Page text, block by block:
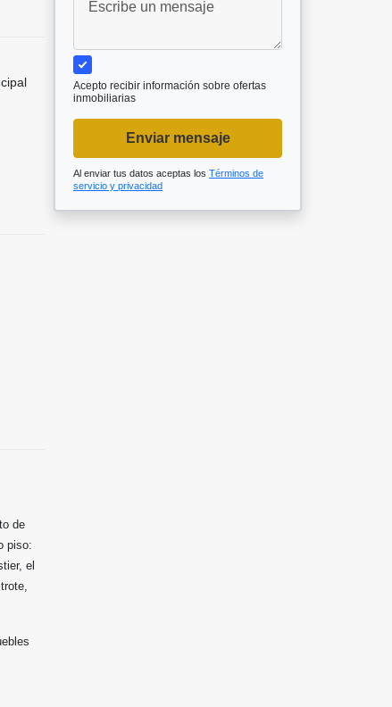
de
piso:
el
Acepto recibir información sobre ofertas
inmobiliarias
Enviar mensaje
Al enviar tus datos aceptas los Términos de
servicio y privacidad